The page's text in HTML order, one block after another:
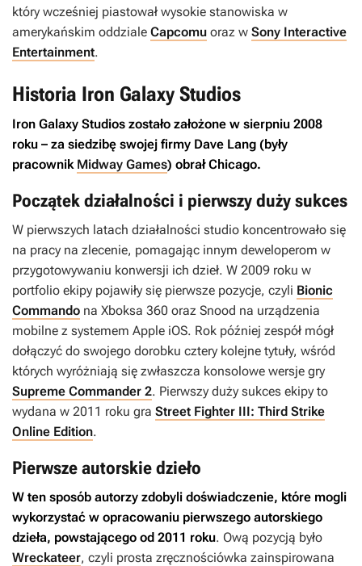
który wcześniej piastował wysokie stanowiska w
amerykańskim oddziale Capcomu oraz w Sony Interactive
Entertainment.
Historia Iron Galaxy Studios
Iron Galaxy Studios zostało założone w sierpniu 2008
roku – za siedzibę swojej firmy Dave Lang (były
pracownik Midway Games) obrał Chicago.
Początek działalności i pierwszy duży sukces
W pierwszych latach działalności studio koncentrowało się
na pracy na zlecenie, pomagając innym deweloperom w
przygotowywaniu konwersji ich dzieł. W 2009 roku w
portfolio ekipy pojawiły się pierwsze pozycje, czyli Bionic
Commando na Xboksa 360 oraz Snood na urządzenia
mobilne z systemem Apple iOS. Rok później zespół mógł
dołączyć do swojego dorobku cztery kolejne tytuły, wśród
których wyróżniają się zwłaszcza konsolowe wersje gry
Supreme Commander 2. Pierwszy duży sukces ekipy to
wydana w 2011 roku gra Street Fighter III: Third Strike
Online Edition.
Pierwsze autorskie dzieło
W ten sposób autorzy zdobyli doświadczenie, które mogli
wykorzystać w opracowaniu pierwszego autorskiego
dzieła, powstającego od 2011 roku. Ową pozycją było
Wreckateer, czyli prosta zręcznościówka zainspirowana